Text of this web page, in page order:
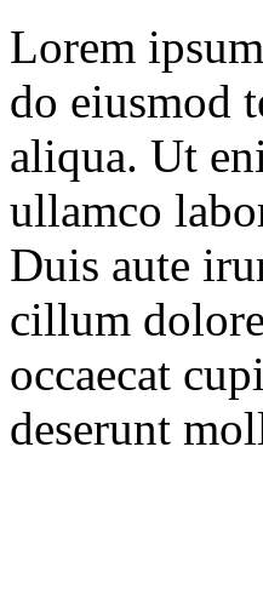
Lorem
do eiusmod
aliqua. Ut
ullamco
Duis aute
cillum
occaecat
deserunt